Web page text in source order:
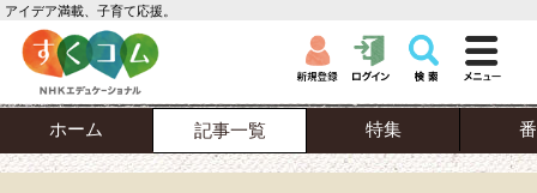
アイデア満載、子育て応援。
ホーム 記事一覧 特集